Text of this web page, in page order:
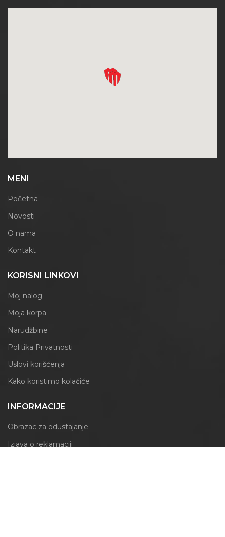
MENI
Početna
Novosti
O nama
Kontakt
KORISNI LINKOVI
Moj nalog
Moja korpa
Narudžbine
Politika Privatnosti
Uslovi korišćenja
Kako koristimo kolačiće
INFORMACIJE
Obrazac za odustajanje
Izjava o reklamaciji